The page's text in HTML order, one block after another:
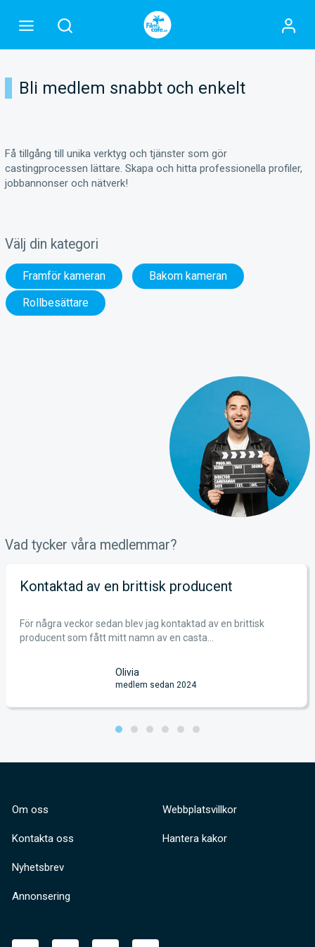
Bli medlem snabbt och enkelt
Få tillgång till unika verktyg och tjänster som gör
castingprocessen lättare. Skapa och hitta professionella profiler,
jobbannonser och nätverk!
Välj din kategori
Framför kameran
Bakom kameran
Rollbesättare
Vad tycker våra medlemmar?
Kontaktad av en brittisk producent
För några veckor sedan blev jag kontaktad av en brittisk
producent som fått mitt namn av en casta...
Olivia
medlem sedan 2024
Om oss
Kontakta oss
Nyhetsbrev
Annonsering
Webbplatsvillkor
Hantera kakor